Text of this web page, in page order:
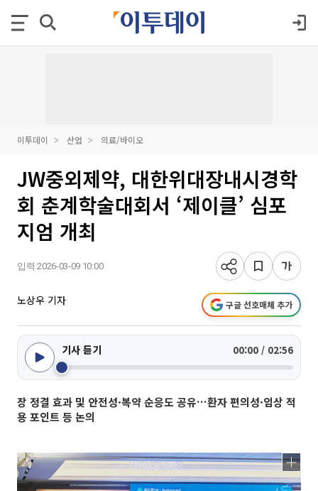
이투데이 산업 의료/바이오
JW중외제약, 대한위대장내시경학
회 춘계학술대회서 ‘제이클’ 심포
지엄 개최
입력 2026-03-09 10:00
노상우 기자 구글 선호매체 추가
기사 듣기 00:00 / 02:56
장 정결 효과 및 안전성·복약 순응도 공유…환자 편의성·임상 적
용 포인트 등 논의